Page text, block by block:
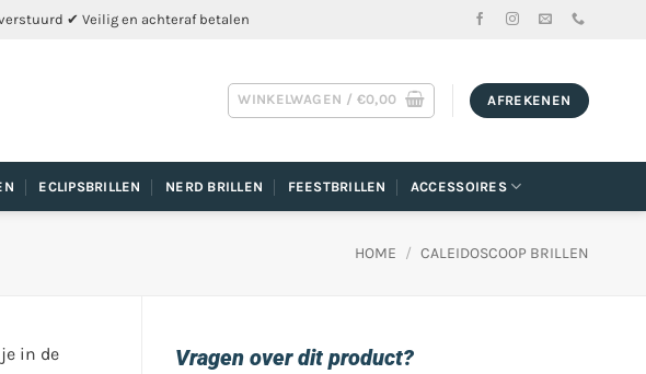
✔ Veilig en achteraf betalen
WINKELWAGEN / €0,00 AFREKENEN
ECLIPSBRILLEN NERD BRILLEN FEESTBRILLEN ACCESSOIRES
HOME / CALEIDOSCOOP BRILLEN
in de
Vragen over dit product?